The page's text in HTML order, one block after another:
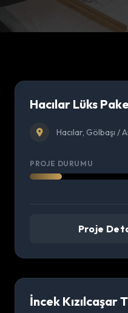
Hacılar, Gölbaşı /
PROJE DURUMU
Proje